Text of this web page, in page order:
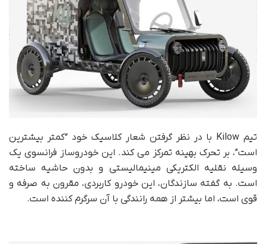
تیم Kilow با در نظر گرفتن شعار کلاسیک خود “کمتر بیشترین
است”، بر تحرک بهینه تمرکز می کند. این خودروساز فرانسوی یک
وسیله نقلیه الکتریکی مینیمالیستی و بدون حاشیه ساخته
است. به گفته سازندگان، این خودرو کاربردی، مقرون به صرفه و
قوی است، اما بیشتر از همه رانندگی با آن سرگرم کننده است.